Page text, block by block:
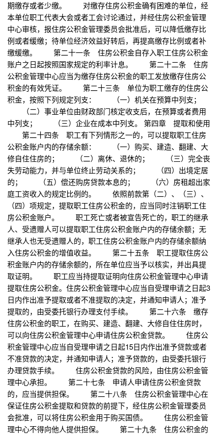
期缴存或者少缴。 对缴存住房公积金确有困难的单位，经
本单位职工代表大会或者工会讨论通过，并经住房公积金管理
中心审核，报住房公积金管理委员会批准后，可以降低缴存比
例或者缓缴；待单位经济效益好转后，再提高缴存比例或者补
缴缓缴。 第二十一条 住房公积金自存入职工住房公积金
账户之日起按照国家规定的利率计息。 第二十二条 住房
公积金管理中心应当为缴存住房公积金的职工发放缴存住房公
积金的有效凭证。 第二十三条 单位为职工缴存的住房公
积金，按照下列规定列支： （一）机关在预算中列支；
（二）事业单位由财政部门核定收支后，在预算或者费用
中列支； （三）企业在成本中列支。 第四章 提取和使用
第二十四条 职工有下列情形之一的，可以提取职工住房
公积金账户内的存储余额： （一）购买、建造、翻建、大
修自住住房的； （二）离休、退休的； （三）完全丧
失劳动能力，并与单位终止劳动关系的； （四）出境定居
的； （五）偿还购房贷款本息的； （六）房租超出家
庭工资收入的规定比例的。 依照前款第（二）、（三）、
（四）项规定，提取职工住房公积金的，应当同时注销职工住
房公积金账户。 职工死亡或者被宣告死亡的，职工的继承
人、受遗赠人可以提取职工住房公积金账户内的存储余额；无
继承人也无受遗赠人的，职工住房公积金账户内的存储余额纳
入住房公积金的增值收益。 第二十五条 职工提取住房公
积金账户内的存储余额的，所在单位应当予以核实，并出具提
取证明。 职工应当持提取证明向住房公积金管理中心申请
提取住房公积金。住房公积金管理中心应当自受理申请之日起3
日内作出准予提取或者不准提取的决定，并通知申请人；准予
提取的，由受委托银行办理支付手续。 第二十六条 缴存
住房公积金的职工，在购买、建造、翻建、大修自住住房时，
可以向住房公积金管理中心申请住房公积金贷款。 住房公
积金管理中心应当自受理申请之日起15日内作出准予贷款或者
不准贷款的决定，并通知申请人；准予贷款的，由受委托银行
办理贷款手续。 住房公积金贷款的风险，由住房公积金管
理中心承担。 第二十七条 申请人申请住房公积金贷款
的，应当提供担保。 第二十八条 住房公积金管理中心在
保证住房公积金提取和贷款的前提下，经住房公积金管理委员
会批准，可以将住房公积金用于购买国债。 住房公积金管
理中心不得向他人提供担保。 第二十九条 住房公积金的